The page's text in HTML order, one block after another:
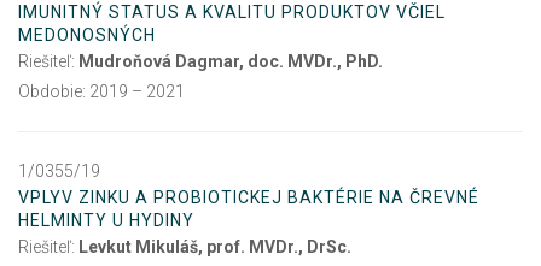
IMUNITNÝ STATUS A KVALITU PRODUKTOV VČIEL
MEDONOSNÝCH
Riešiteľ: Mudroňová Dagmar, doc. MVDr., PhD.
Obdobie: 2019 – 2021
1/0355/19
VPLYV ZINKU A PROBIOTICKEJ BAKTÉRIE NA ČREVNÉ
HELMINTY U HYDINY
Riešiteľ: Levkut Mikuláš, prof. MVDr., DrSc.